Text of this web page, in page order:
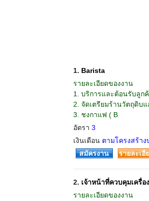
1. Barista
รายละเอียดของงาน
1. บริการและต้อนรับลูก
2. จัดเตรียมร้านวัตถุดิบ
3. ชงกาแฟ ( B
อัตรา 3
เงินเดือน ตามโครงสร้าง
สมัครงาน รายละเอี
2. เจ้าหน้าที่ควบคุมเครื่
รายละเอียดของงาน